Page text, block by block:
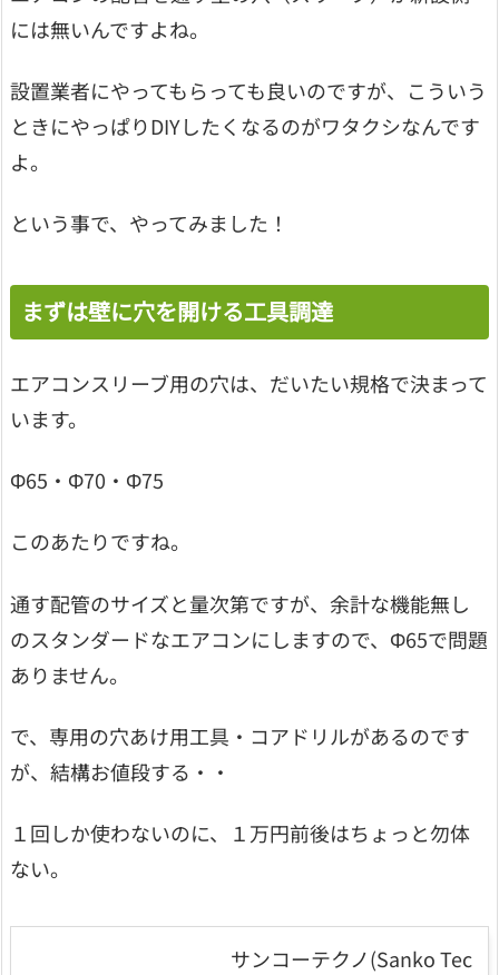
には無いんですよね。
設置業者にやってもらっても良いのですが、こういう
ときにやっぱりDIYしたくなるのがワタクシなんです
よ。
という事で、やってみました！
まずは壁に穴を開ける工具調達
エアコンスリーブ用の穴は、だいたい規格で決まって
います。
Φ65・Φ70・Φ75
このあたりですね。
通す配管のサイズと量次第ですが、余計な機能無し
のスタンダードなエアコンにしますので、Φ65で問題
ありません。
で、専用の穴あけ用工具・コアドリルがあるのです
が、結構お値段する・・
１回しか使わないのに、１万円前後はちょっと勿体
ない。
サンコーテクノ(Sanko Tec